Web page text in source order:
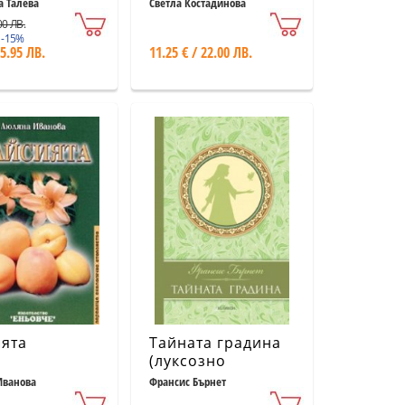
ЛВ.
15%
ЛВ. 11.25 € / 22.00 ЛВ.
Тайната градина
(луксозно
издание)
Франсис Бърнет